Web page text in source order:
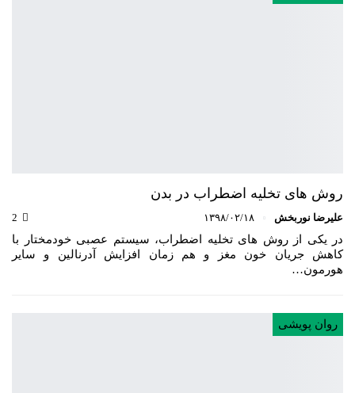
روش های تخلیه اضطراب در بدن
علیرضا نوربخش ۱۳۹۸/۰۲/۱۸
در یکی از روش های تخلیه اضطراب، سیستم عصبی خودمختار با
کاهش جریان خون مغز و هم زمان افزایش آدرنالین و سایر
هورمون…
روان پویشی